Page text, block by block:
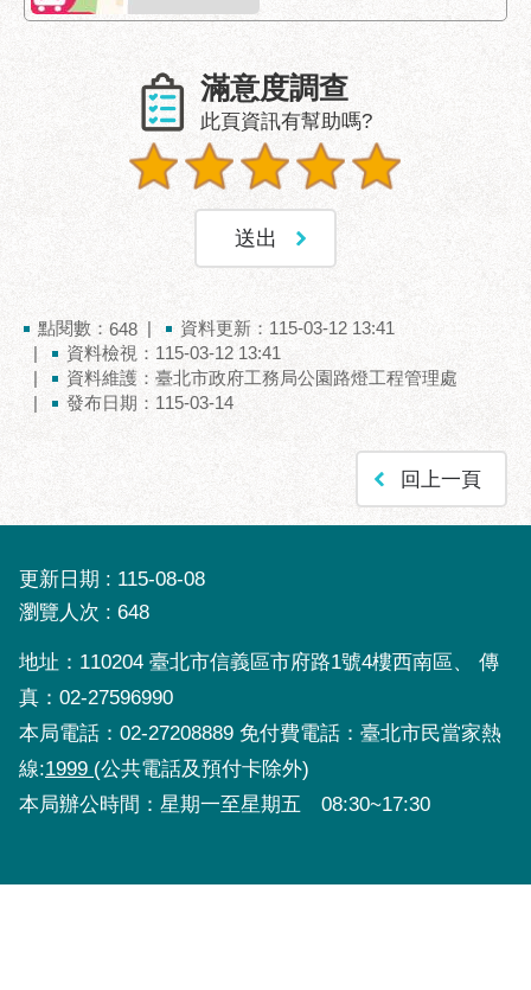
滿意度調查
此頁資訊有幫助嗎?
點閱數： 648
資料更新：115-03-12 13:41
資料檢視：115-03-12 13:41
資料維護：臺北市政府工務局公園路燈工程管理處
發布日期：115-03-14
回上一頁
更新日期
115-08-08
瀏覽人次
648
地址：110204 臺北市信義區市府路1號4樓西南區、 傳
真：02-27596990
本局電話：02-27208889 免付費電話：臺北市民當家熱
線:1999 (公共電話及預付卡除外)
本局辦公時間：星期一至星期五 08:30~17:30